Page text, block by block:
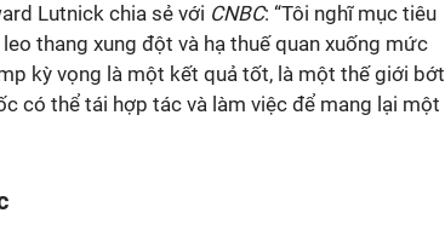
Lutnick chia sẻ với CNBC: “Tôi nghĩ mục tiêu
thang xung đột và hạ thuế quan xuống mức
kỳ vọng là một kết quả tốt, là một thế giới bớt
có thể tái hợp tác và làm việc để mang lại một